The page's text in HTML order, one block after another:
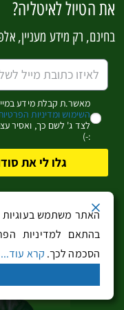
מאבות איטליה
הנהר וקו הרקיע של
סיפורי הצבאות
העולם הראשונה.
della
Trentina
מעט צפונה מטרנטו
האתר משתמש בעוגיות
בהתאם למדיניות
הסכמה לכך. קרא עוד...
את הטיול לאיטליה?
בחינם, רק מידע מעניין,
מאשר.ת קבלת מידע
השימוש ומדיניות
לצד ג' לשם כך, ואסיר
:-)
גלו לי את